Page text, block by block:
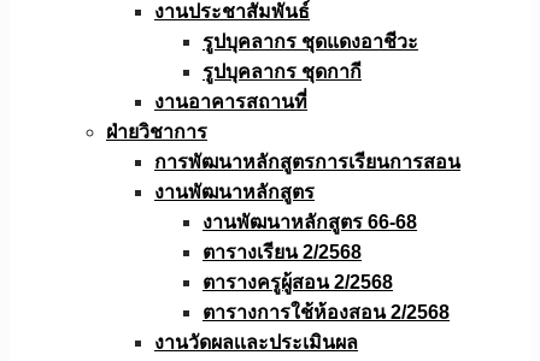
งานประชาสัมพันธ์
รูปบุคลากร ชุดแดงอาชีวะ
รูปบุคลากร ชุดกากี
งานอาคารสถานที่
ฝ่ายวิชาการ
การพัฒนาหลักสูตรการเรียนการสอน
งานพัฒนาหลักสูตร
งานพัฒนาหลักสูตร 66-68
ตารางเรียน 2/2568
ตารางครูผู้สอน 2/2568
ตารางการใช้ห้องสอน 2/2568
งานวัดผลเเละประเมินผล